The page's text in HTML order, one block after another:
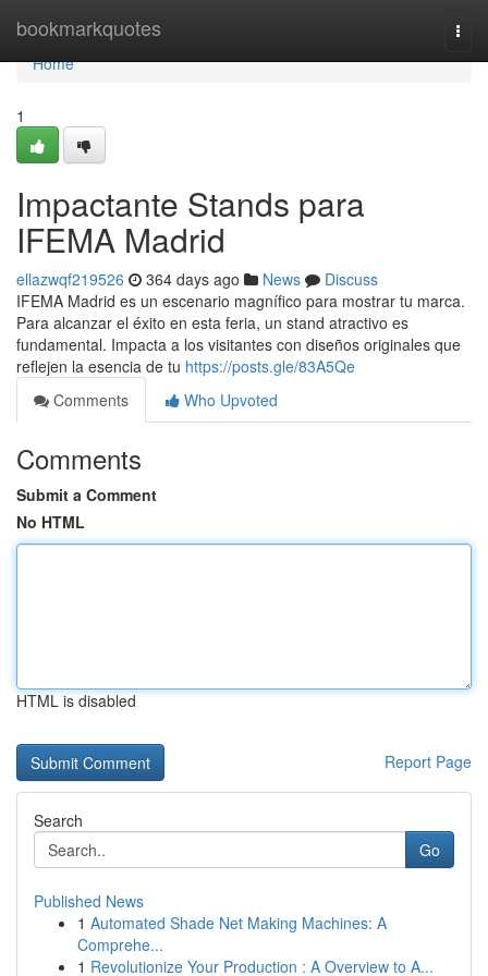
bookmarkquotes
Home
Home
1
Impactante Stands para
IFEMA Madrid
ellazwqf219526 364 days ago News
Discuss
IFEMA Madrid es un escenario magnífico para mostrar tu marca.
Para alcanzar el éxito en esta feria, un stand atractivo es
fundamental. Impacta a los visitantes con diseños originales que
reflejen la esencia de tu https://posts.gle/83A5Qe
Comments
Who Upvoted
Comments
Submit a Comment
No HTML
HTML is disabled
Report Page
Search
Go
Published News
1 Automated Shade Net Making Machines: A
Comprehe...
1 Revolutionize Your Production : A Overview to A...